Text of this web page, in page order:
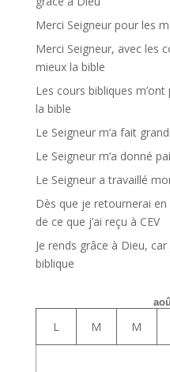
Merci Seigneur pour les
Merci Seigneur, avec les
mieux la bible
Les cours bibliques
la bible
Le Seigneur m’a fait
Le Seigneur m’a donné
Le Seigneur a travaillé
Dès que je retournerai
de ce que j’ai reçu à CEV
Je rends grâce à Dieu, car
biblique
L M M